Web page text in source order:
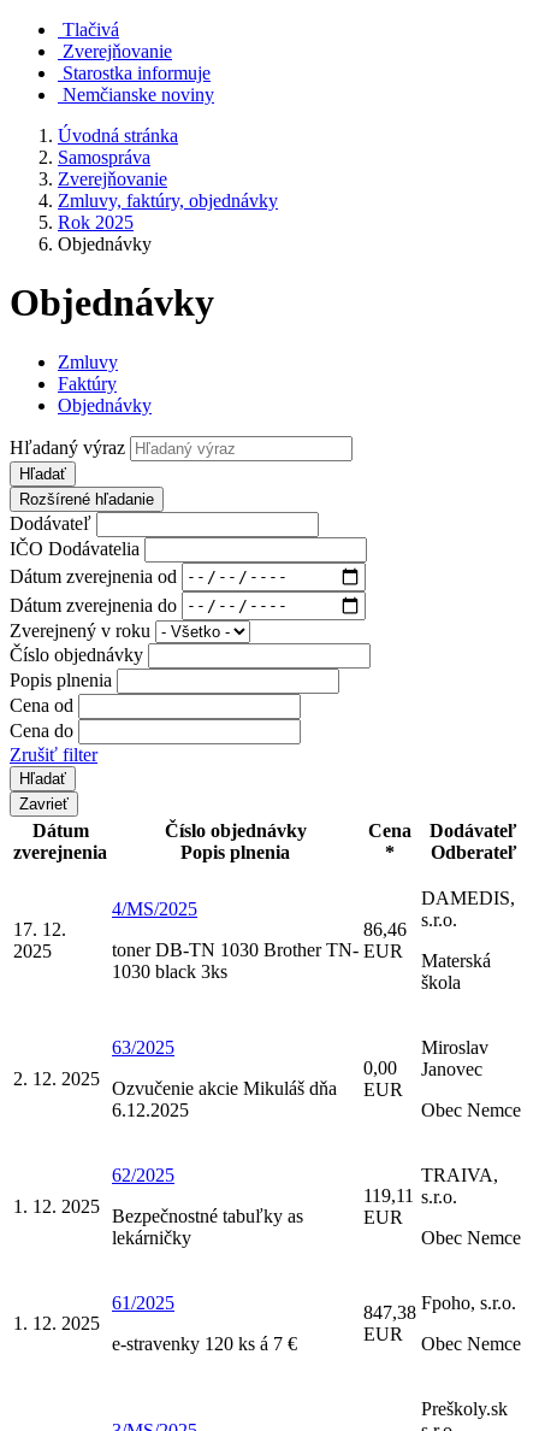
Tlačivá
Zverejňovanie
Starostka informuje
Nemčianske noviny
Úvodná stránka
Samospráva
Zverejňovanie
Zmluvy, faktúry, objednávky
Rok 2025
Objednávky
Objednávky
Zmluvy
Faktúry
Objednávky
Hľadaný výraz
Hľadať
Rozšírené hľadanie
Dodávateľ
IČO Dodávatelia
Dátum zverejnenia od
Dátum zverejnenia do
Zverejnený v roku
Číslo objednávky
Popis plnenia
Cena od
Cena do
Zrušiť filter
Zavrieť
Dátum
zverejnenia
Číslo objednávky
Popis plnenia
Cena
*
Dodávateľ
Odberateľ
17. 12.
2025
4/MS/2025
toner DB-TN 1030 Brother TN-
1030 black 3ks
86,46
EUR
DAMEDIS,
s.r.o.
Materská
škola
2. 12. 2025
63/2025
Ozvučenie akcie Mikuláš dňa
6.12.2025
0,00
EUR
Miroslav
Janovec
Obec Nemce
1. 12. 2025
62/2025
Bezpečnostné tabuľky as
lekárničky
119,11
EUR
TRAIVA,
s.r.o.
Obec Nemce
1. 12. 2025
61/2025
e-stravenky 120 ks á 7 €
847,38
EUR
Fpoho, s.r.o.
Obec Nemce
Preškoly.sk